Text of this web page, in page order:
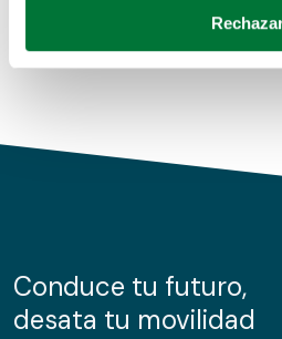
Obtenga más información
de cookies.
información sobre el uso que
nuestros partners de redes
Conduce tu futuro,
desata tu movilidad